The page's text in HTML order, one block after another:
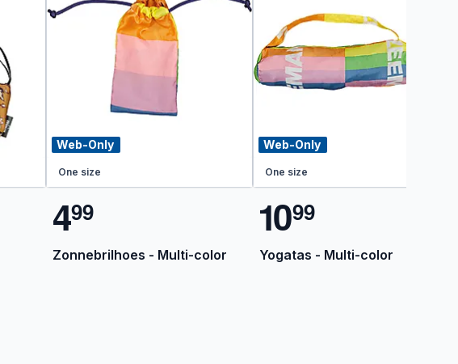
Web-Only
One size
499
Zonnebrilhoes - Multi-color
Web-Only
One size
1099
Yogatas - Multi-color